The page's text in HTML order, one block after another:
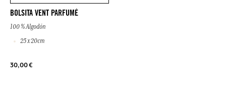
BOLSITA VENT PARFUMÉ
100 % Algodón
25 x 20cm
30,00 €